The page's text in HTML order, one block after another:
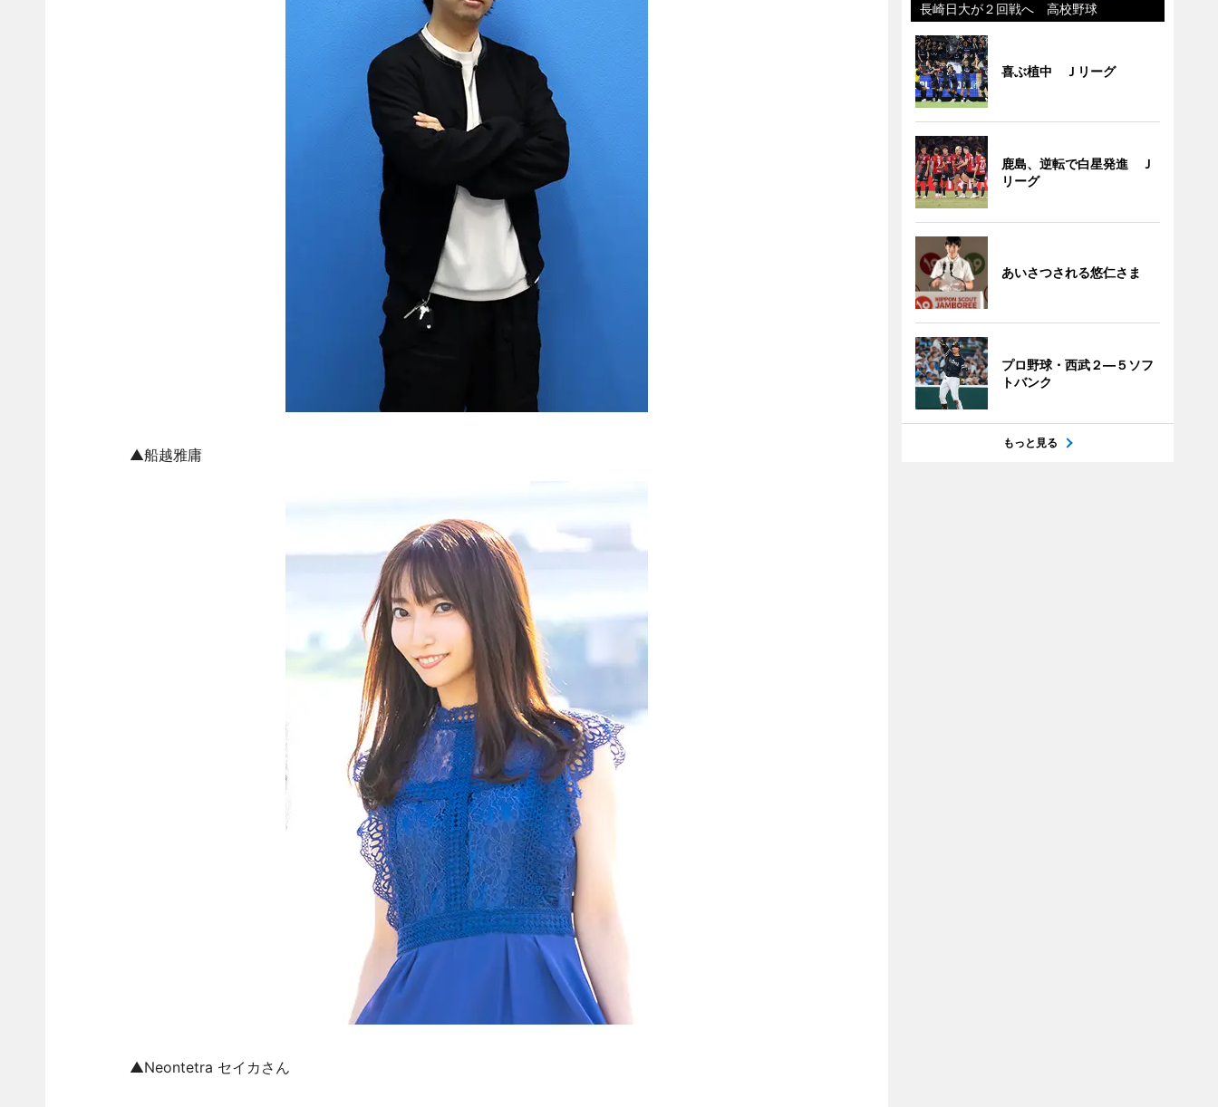
▲船越雅庸
▲Neontetra セイカさん
長崎日大が２回戦へ 高校野球
喜ぶ植中 Ｊリーグ
鹿島、逆転で白星発進 Ｊ
リーグ
あいさつされる悠仁さま
プロ野球・西武２―５ソフ
トバンク
もっと見る